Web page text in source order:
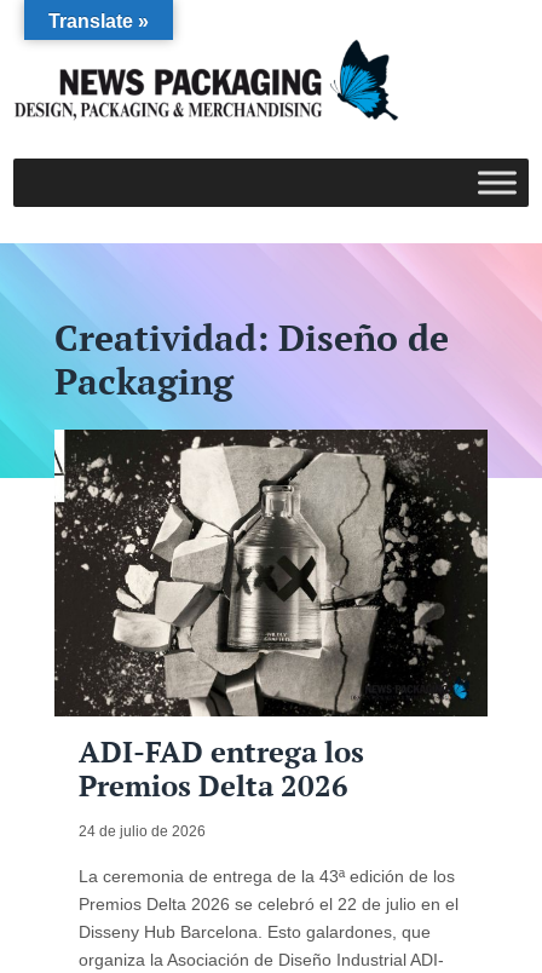
Creatividad: Diseño de
Packaging
ADI-FAD entrega los
Premios Delta 2026
24 de julio de 2026
La ceremonia de entrega de la 43ª edición de los
Premios Delta 2026 se celebró el 22 de julio en el
Disseny Hub Barcelona. Esto galardones, que
organiza la Asociación de Diseño Industrial ADI-
Translate »